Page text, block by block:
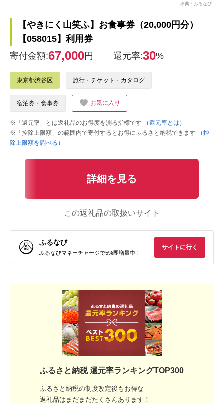
出典：ふるなび
【やきにく山笑ふ】お食事券（20,000円分）
【058015】利用券
寄付金額:67,000円 還元率:30%
東京都渋谷区 旅行・チケット・カタログ
宿泊券・食事券 お気に入り
※「還元率」とは返礼品のお得度を測る指標です
（還元率とは）
※「控除上限額」の範囲内で寄付するとお得にふるさと納税できます
（控
除上限額を調べる）
詳細を見る
この返礼品の取扱いサイト
ふるなび
ふるなびマネーチャージで5%即増量中！
サイトに行く
ふるさと納税 還元率ランキングTOP300
ふるさと納税の制度改定後もお得な
返礼品はまだまだたくさんあります！